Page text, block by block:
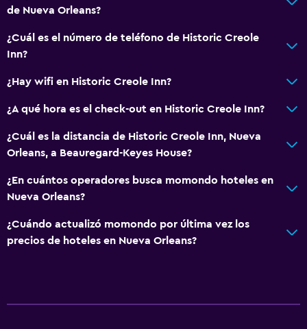
de Nueva Orleans?
¿Cuál es el número de teléfono de Historic Creole
Inn?
¿Hay wifi en Historic Creole Inn?
¿A qué hora es el check-out en Historic Creole Inn?
¿Cuál es la distancia de Historic Creole Inn, Nueva
Orleans, a Beauregard-Keyes House?
¿En cuántos operadores busca momondo hoteles en
Nueva Orleans?
¿Cuándo actualizó momondo por última vez los
precios de hoteles en Nueva Orleans?